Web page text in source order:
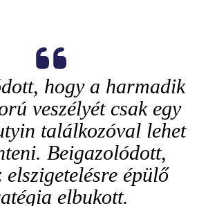
hogy a harmadik
veszélyét csak egy
találkozóval lehet
Beigazolódott,
elszigetelésre épülő
elbukott.